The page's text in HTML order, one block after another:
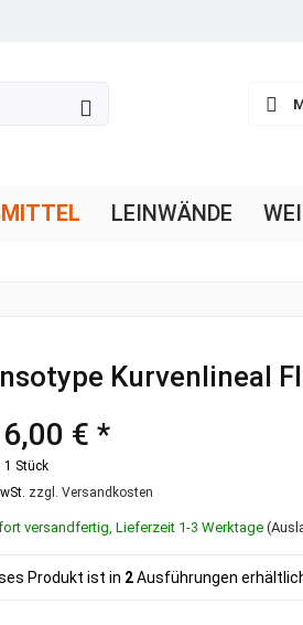
LEINWÄNDE
Kurvenlineal
€ *
1 Stück
zzgl. Versandkosten
versandfertig, Lieferzeit 1-3 Werktage
Produkt ist in 2Ausführungen